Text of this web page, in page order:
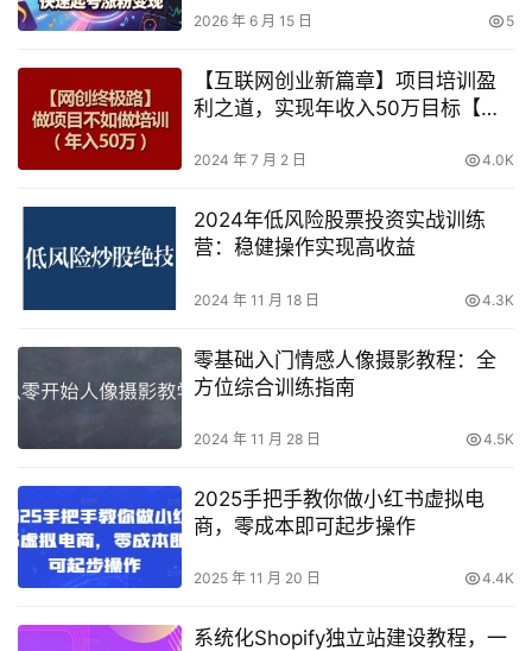
2026 年 6 月 15 日 5
【互联网创业新篇章】项目培训盈
利之道，实现年收入50万目标【深
2024 年 7 月 2 日 4.0K
2024年低风险股票投资实战训练
营：稳健操作实现高收益
2024 年 11 月 18 日 4.3K
零基础入门情感人像摄影教程：全
方位综合训练指南
2024 年 11 月 28 日 4.5K
2025手把手教你做小红书虚拟电
商，零成本即可起步操作
2025 年 11 月 20 日 4.4K
系统化Shopify独立站建设教程，一